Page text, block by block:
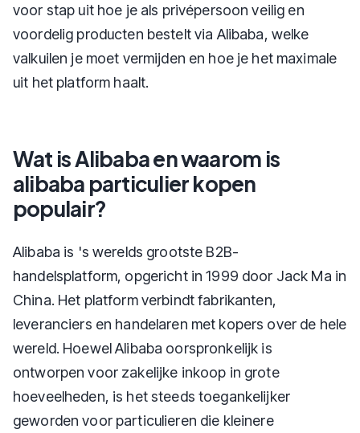
voor stap uit hoe je als privépersoon veilig en
voordelig producten bestelt via Alibaba, welke
valkuilen je moet vermijden en hoe je het maximale
uit het platform haalt.
Wat is Alibaba en waarom is
alibaba particulier kopen
populair?
Alibaba is 's werelds grootste B2B-
handelsplatform, opgericht in 1999 door Jack Ma in
China. Het platform verbindt fabrikanten,
leveranciers en handelaren met kopers over de hele
wereld. Hoewel Alibaba oorspronkelijk is
ontworpen voor zakelijke inkoop in grote
hoeveelheden, is het steeds toegankelijker
geworden voor particulieren die kleinere